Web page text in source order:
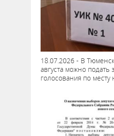
18.07.2026 - В
августа можно подать
голосования по